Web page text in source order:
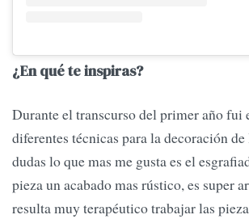
¿En qué te inspiras?
Durante el transcurso del primer año fui
diferentes técnicas para la decoración
dudas lo que mas me gusta es el
pieza un acabado mas rústico, es super
resulta muy terapéutico trabajar las